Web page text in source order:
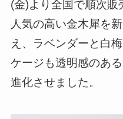
(金)より全国で順次販
人気の高い金木犀を
え、ラベンダーと白
ケージも透明感のあ
進化させました。